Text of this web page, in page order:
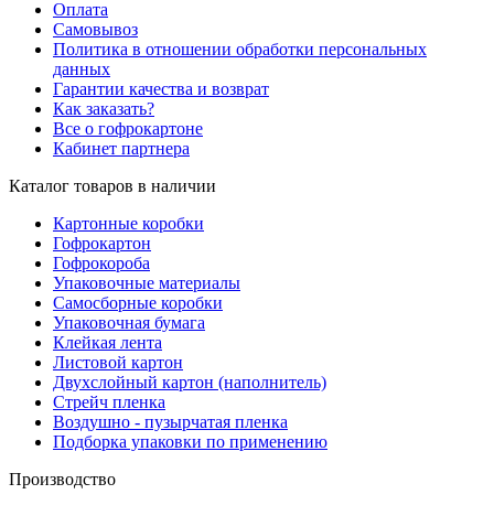
Оплата
Самовывоз
Политика в отношении обработки персональных
данных
Гарантии качества и возврат
Как заказать?
Все о гофрокартоне
Кабинет партнера
Каталог товаров в наличии
Картонные коробки
Гофрокартон
Гофрокороба
Упаковочные материалы
Самосборные коробки
Упаковочная бумага
Клейкая лента
Листовой картон
Двухслойный картон (наполнитель)
Стрейч пленка
Воздушно - пузырчатая пленка
Подборка упаковки по применению
Производство